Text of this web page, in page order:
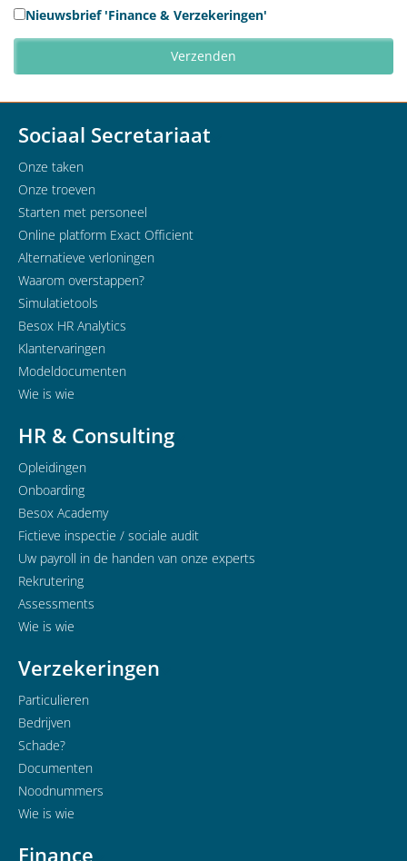
Nieuwsbrief 'Finance & Verzekeringen'
Sociaal Secretariaat
Onze taken
Onze troeven
Starten met personeel
Online platform Exact Officient
Alternatieve verloningen
Waarom overstappen?
Simulatietools
Besox HR Analytics
Klantervaringen
Modeldocumenten
Wie is wie
HR & Consulting
Opleidingen
Onboarding
Besox Academy
Fictieve inspectie / sociale audit
Uw payroll in de handen van onze experts
Rekrutering
Assessments
Wie is wie
Verzekeringen
Particulieren
Bedrijven
Schade?
Documenten
Noodnummers
Wie is wie
Finance